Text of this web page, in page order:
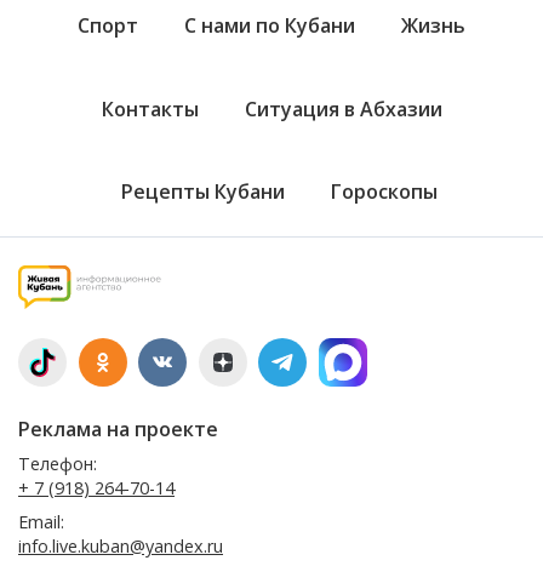
Спорт С нами по Кубани Жизнь
Контакты Ситуация в Абхазии
Рецепты Кубани Гороскопы
Реклама на проекте
Телефон:
+ 7 (918) 264-70-14
Email:
info.live.kuban@yandex.ru